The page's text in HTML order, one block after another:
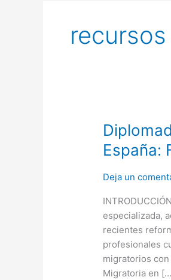
España:
Deja un
especializada,
recientes
profesionales
migratorios
Migratoria en
Diplomado
Experto
en
Migratoria
en
España:
Formación
Online
y
Graduación